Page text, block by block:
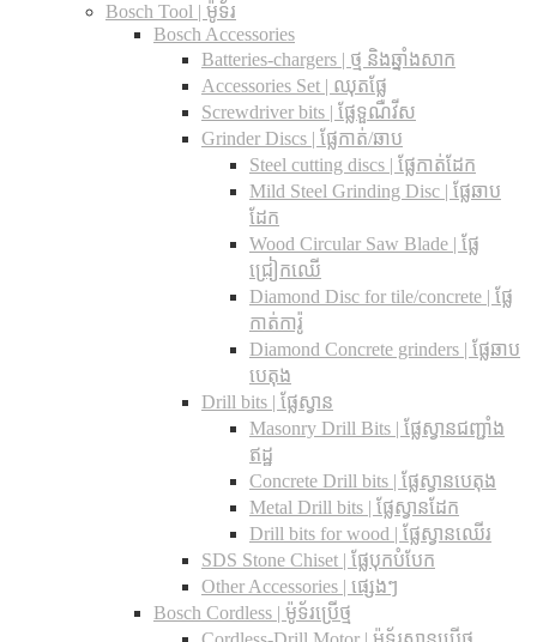
Bosch Tool | ម៉ូទ័រ
Bosch Accessories
Batteries-chargers | ថ្ម និងឆ្នាំងសាក
Accessories Set | ឈុតផ្លែ
Screwdriver bits | ផ្លែទួណឺវីស
Grinder Discs |​ ផ្លែកាត់/ឆាប
Steel cutting discs |​ ផ្លែកាត់ដែក
Mild Steel Grinding Disc | ផ្លែឆាប
ដែក
Wood Circular Saw Blade | ផ្លែ
ជ្រៀកឈើ
Diamond Disc for tile/concrete​ | ផ្លែ
កាត់ការ៉ូ
Diamond Concrete grinders | ផ្លែឆាប
បេតុង
Drill bits |​ ផ្លែស្វាន
Masonry Drill Bits |​ ផ្លែស្វានជញ្ជាំង
ឥដ្ឋ
Concrete Drill bits |​ ផ្លែស្វានបេតុង
Metal Drill bits |​ ផ្លែស្វានដែក
Drill bits for wood |​ ផ្លែស្វានឈើរ
SDS Stone Chiset |​ ផ្លែបុកបំបែក
Other Accessories | ផ្សេងៗ
Bosch Cordless | ម៉ូទ័រប្រើថ្ម